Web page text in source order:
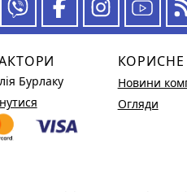
Бурлаку
КОРИСНЕ
Новини
Огляди